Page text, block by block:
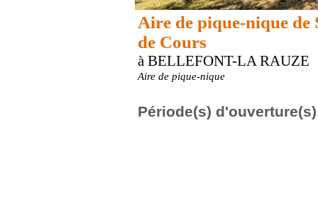
Aire de pique-nique de
de Cours
à BELLEFONT-LA RAUZE
Aire de pique-nique
Période(s) d'ouverture(s)